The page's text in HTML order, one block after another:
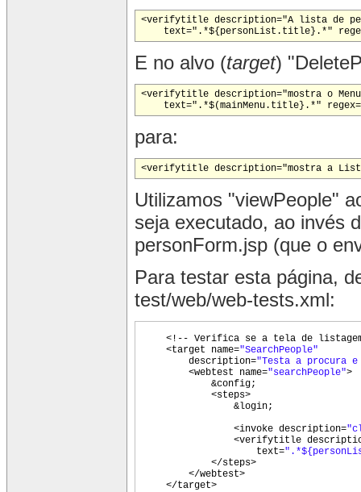
<verifytitle description="A lista de
text=".*${personList.title}.*"
E no alvo (target)
<verifytitle description="mostra o
para:
<verifytitle description="mostra a
Utilizamos "viewPeople"
seja executado, ao invés
personForm.jsp (que o
Para testar esta página,
test/web/web-tests.xml:
<!-- Verifica se a tela de listagem
<target name="SearchPeople"
description="Testa a procura e
<webtest name="searchPeople">
&config;
<steps>
&login;
<invoke description=
<verifytitle
text=
</steps>
</webtest>
</target>